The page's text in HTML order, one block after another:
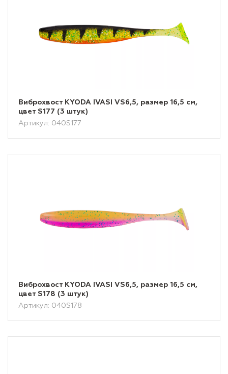
Виброхвост KYODA IVASI VS6,5, размер 16,5 см,
цвет S177 (3 штук)
Артикул: 040S177
Виброхвост KYODA IVASI VS6,5, размер 16,5 см,
цвет S178 (3 штук)
Артикул: 040S178